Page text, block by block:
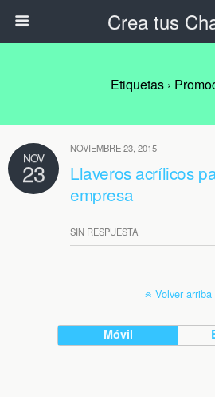
Crea tus
Etiquetas ›
NOV
23
NOVIEMBRE 23, 2015
Llaveros acrílicos
empresa
SIN RESPUESTA
Volver arriba
Móvil